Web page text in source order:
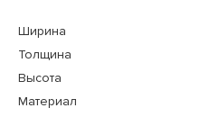
Ширина
Толщина
Высота
Материал